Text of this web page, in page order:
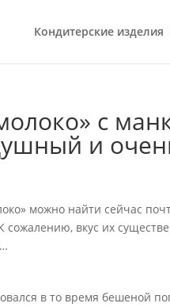
Кондитерcкие изделия
с
и
можно найти сейчас
вкус их
в то время бешеной